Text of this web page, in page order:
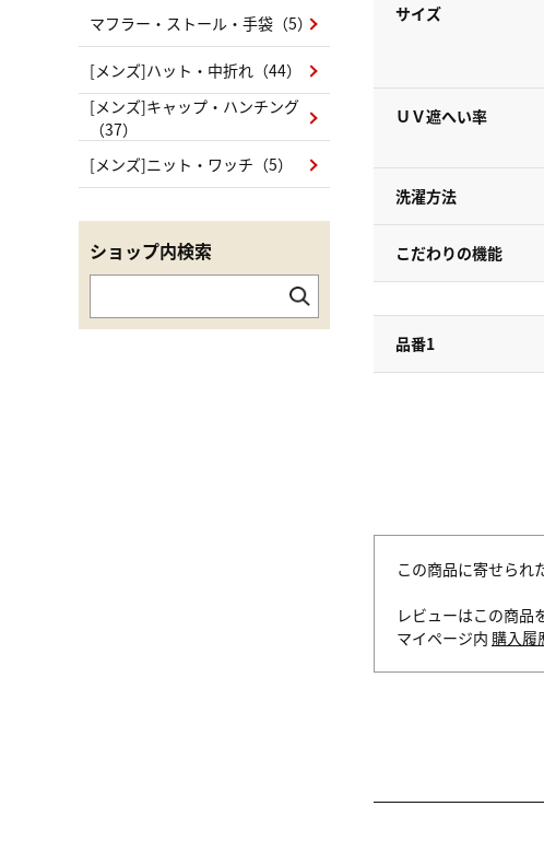
サイズ
ＵＶ遮へい率
洗濯方法
こだわりの機能
品番1
この商品に寄せられ
レビューはこの商品
マイページ内 購入履
マフラー・ストール・手袋（5）
[メンズ]ハット・中折れ（44）
[メンズ]キャップ・ハンチング
（37）
[メンズ]ニット・ワッチ（5）
ショップ内検索